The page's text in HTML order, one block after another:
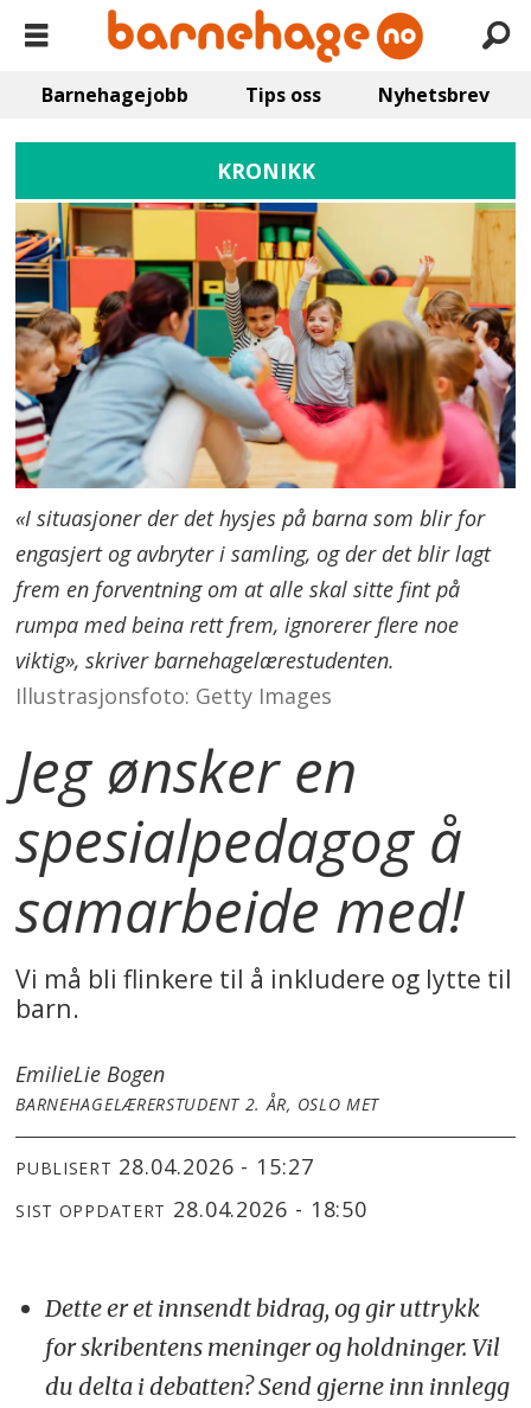
Barnehagejobb Tips oss Nyhetsbrev
KRONIKK
«I situasjoner der det hysjes på barna som blir for
engasjert og avbryter i samling, og der det blir lagt
frem en forventning om at alle skal sitte fint på
rumpa med beina rett frem, ignorerer flere noe
viktig», skriver barnehagelærestudenten.
Illustrasjonsfoto: Getty Images
Jeg ønsker en
spesialpedagog å
samarbeide med!
Vi må bli flinkere til å inkludere og lytte til
barn.
EmilieLie Bogen
BARNEHAGELÆRERSTUDENT 2. ÅR, OSLO MET
PUBLISERT 28.04.2026 - 15:27
SIST OPPDATERT 28.04.2026 - 18:50
Dette er et innsendt bidrag, og gir uttrykk
for skribentens meninger og holdninger. Vil
du delta i debatten? Send gjerne inn innlegg